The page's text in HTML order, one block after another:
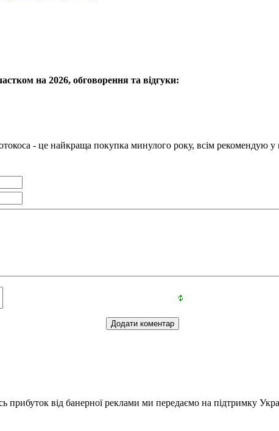
на 2026, обговорення та відгуки:
- це найкраща покупка минулого року, всім рекомендую у
прибуток від банерної реклами ми передаємо на підтримку